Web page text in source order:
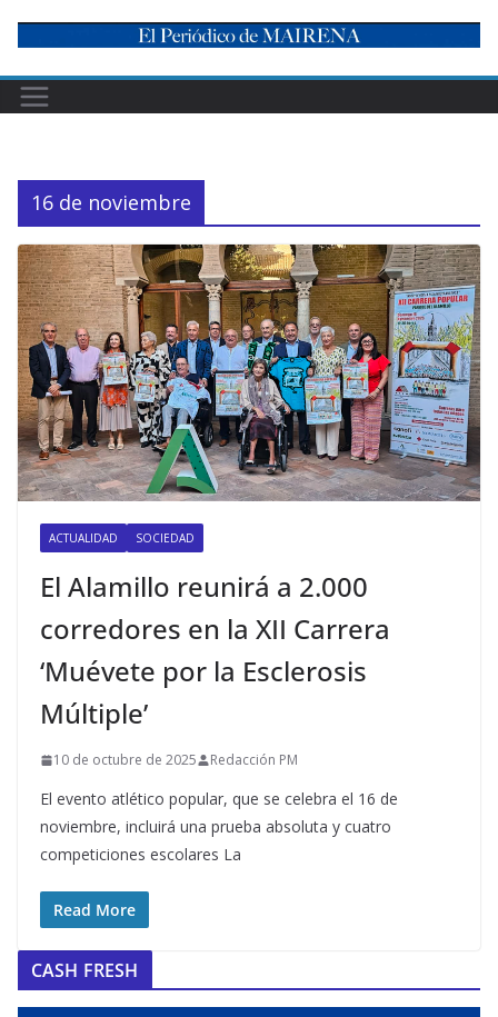
content
16 de noviembre
ACTUALIDAD SOCIEDAD
El Alamillo reunirá a 2.000
corredores en la XII Carrera
‘Muévete por la Esclerosis
Múltiple’
10 de octubre de 2025 Redacción PM
El evento atlético popular, que se celebra el 16 de
noviembre, incluirá una prueba absoluta y cuatro
competiciones escolares La
Read More
CASH FRESH